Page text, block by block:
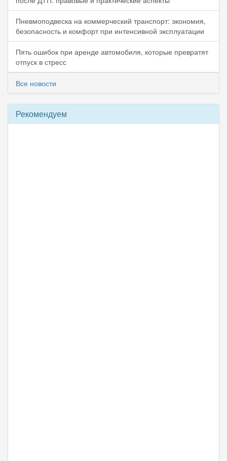
Пневмоподвеска на коммерческий транспорт: экономия,
безопасность и комфорт при интенсивной эксплуатации
Пять ошибок при аренде автомобиля, которые превратят
отпуск в стресс
Все новости
Рекомендуем